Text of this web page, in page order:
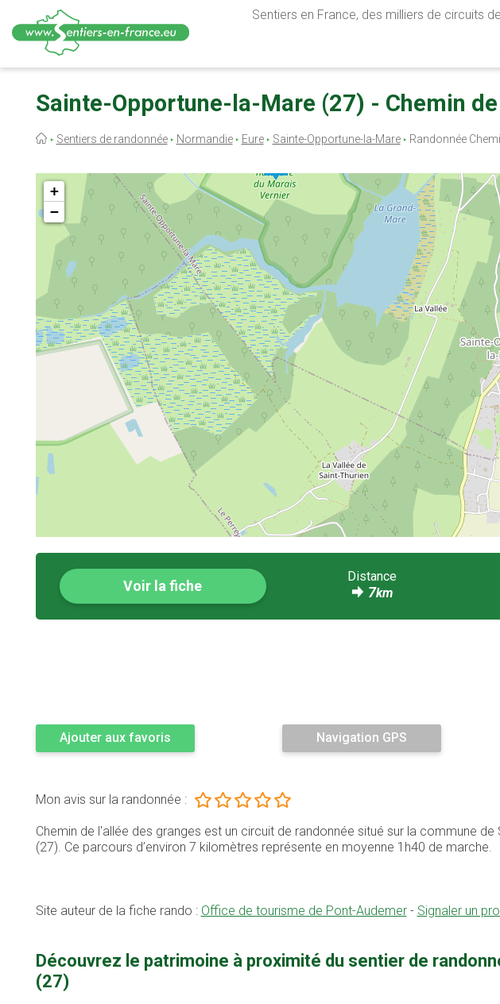
contenu
Sentiers en France, des milliers de circuits
Sainte-Opportune-la-Mare (27) - Chemin
Fil
Sentiers de randonnée Normandie Eure Sainte-Opportune-la-Mare Randonnée
+
−
Voir la fiche
Distance
7km
Ajouter aux favoris Navigation GPS
Mon avis sur la randonnée :
Chemin de l'allée des granges est un circuit de randonnée situé sur la commune de
(27). Ce parcours d’environ 7 kilomètres représente en moyenne 1h40 de marche.
Site auteur de la fiche rando : Office de tourisme de Pont-Audemer- Signaler un
Découvrez le patrimoine à proximité du sentier de
(27)